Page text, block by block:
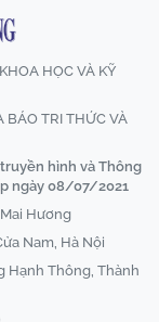
HỌC VÀ KỸ
BÁO TRI THỨC VÀ
hình và Thông
ngày 08/07/2021
Hương
Nam, Hà Nội
Hạnh Thông, Thành